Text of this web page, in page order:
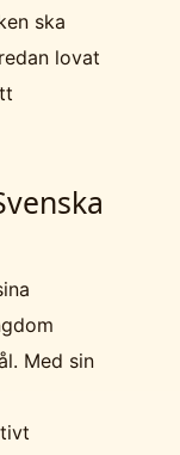
ska
lovat
Med sin